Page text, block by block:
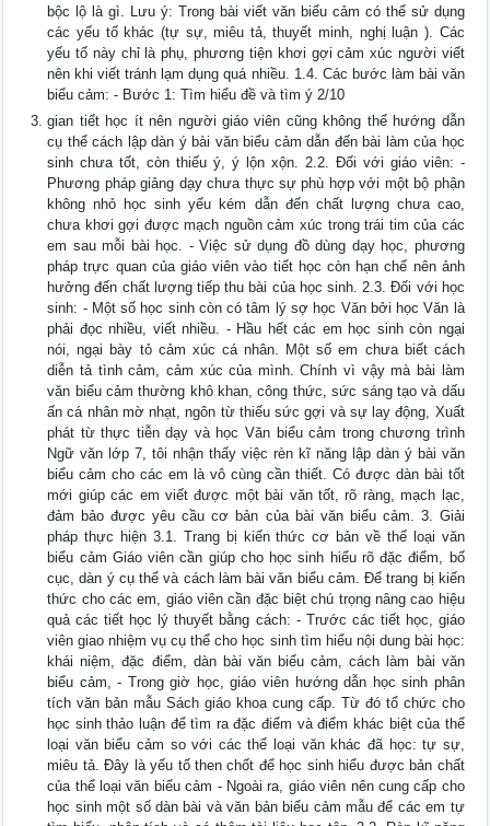
bộc lộ là gì. Lưu ý: Trong bài viết văn biểu cảm có thể sử dụng
các yếu tố khác (tự sự, miêu tả, thuyết minh, nghị luận ). Các
yếu tố này chỉ là phụ, phương tiện khơi gợi cảm xúc người viết
nên khi viết tránh lạm dụng quá nhiều. 1.4. Các bước làm bài văn
biểu cảm: - Bước 1: Tìm hiểu đề và tìm ý 2/10
gian tiết học ít nên người giáo viên cũng không thể hướng dẫn
cụ thể cách lập dàn ý bài văn biểu cảm dẫn đến bài làm của học
sinh chưa tốt, còn thiếu ý, ý lộn xộn. 2.2. Đối với giáo viên: -
Phương pháp giảng dạy chưa thực sự phù hợp với một bộ phận
không nhỏ học sinh yếu kém dẫn đến chất lượng chưa cao,
chưa khơi gợi được mạch nguồn cảm xúc trong trái tim của các
em sau mỗi bài học. - Việc sử dụng đồ dùng dạy học, phương
pháp trực quan của giáo viên vào tiết học còn hạn chế nên ảnh
hưởng đến chất lượng tiếp thu bài của học sinh. 2.3. Đối với học
sinh: - Một số học sinh còn có tâm lý sợ học Văn bởi học Văn là
phải đọc nhiều, viết nhiều. - Hầu hết các em học sinh còn ngại
nói, ngại bày tỏ cảm xúc cá nhân. Một số em chưa biết cách
diễn tả tình cảm, cảm xúc của mình. Chính vì vậy mà bài làm
văn biểu cảm thường khô khan, công thức, sức sáng tạo và dấu
ấn cá nhân mờ nhạt, ngôn từ thiếu sức gợi và sự lay động, Xuất
phát từ thực tiễn dạy và học Văn biểu cảm trong chương trình
Ngữ văn lớp 7, tôi nhận thấy việc rèn kĩ năng lập dàn ý bài văn
biểu cảm cho các em là vô cùng cần thiết. Có được dàn bài tốt
mới giúp các em viết được một bài văn tốt, rõ ràng, mạch lạc,
đảm bảo được yêu cầu cơ bản của bài văn biểu cảm. 3. Giải
pháp thực hiện 3.1. Trang bị kiến thức cơ bản về thể loại văn
biểu cảm Giáo viên cần giúp cho học sinh hiểu rõ đặc điểm, bố
cục, dàn ý cụ thể và cách làm bài văn biểu cảm. Để trang bị kiến
thức cho các em, giáo viên cần đặc biệt chú trọng nâng cao hiệu
quả các tiết học lý thuyết bằng cách: - Trước các tiết học, giáo
viên giao nhiệm vụ cụ thể cho học sinh tìm hiểu nội dung bài học:
khái niệm, đặc điểm, dàn bài văn biểu cảm, cách làm bài văn
biểu cảm, - Trong giờ học, giáo viên hướng dẫn học sinh phân
tích văn bản mẫu Sách giáo khoa cung cấp. Từ đó tổ chức cho
học sinh thảo luận để tìm ra đặc điểm và điểm khác biệt của thể
loại văn biểu cảm so với các thể loại văn khác đã học: tự sự,
miêu tả. Đây là yếu tố then chốt để học sinh hiểu được bản chất
của thể loại văn biểu cảm - Ngoài ra, giáo viên nên cung cấp cho
học sinh một số dàn bài và văn bản biểu cảm mẫu để các em tự